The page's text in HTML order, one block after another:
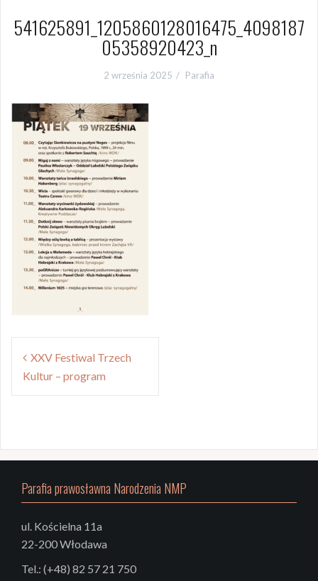
541625891_1205860128016475_4098187
05358920423_n
2 września 2025 Parafia
Nawigacja
wpisu
XXV Festiwal Trzech
Kultur – program
Parafia prawosławna Narodzenia NMP
ul. Kościelna 11a
22-200 Włodawa
Tel.: (+48) 82 57 21 750